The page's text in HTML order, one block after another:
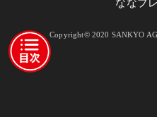
ななプ
Copyright© 2020 SANKYO